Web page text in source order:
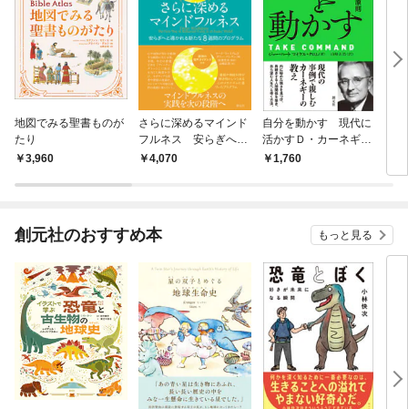
地図でみる聖書ものが
たり
3,960
さらに深めるマインド
フルネス 安らぎへと
導かれる新たな8週間
4,070
自分を動かす 現代に
活かすＤ・カーネギー
の原則
1,760
創元社のおすすめ本 もっと見る